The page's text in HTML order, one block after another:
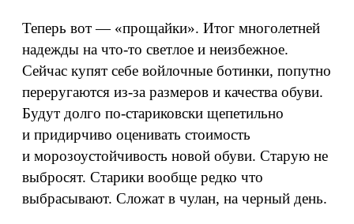
Теперь вот — «прощайки». Итог многолетней
надежды на что‑то светлое и неизбежное.
Сейчас купят себе войлочные ботинки, попутно
переругаются из‑за размеров и качества обуви.
Будут долго по‑стариковски щепетильно
и придирчиво оценивать стоимость
и морозоустойчивость новой обуви. Старую не
выбросят. Старики вообще редко что
выбрасывают. Сложат в чулан, на черный день.